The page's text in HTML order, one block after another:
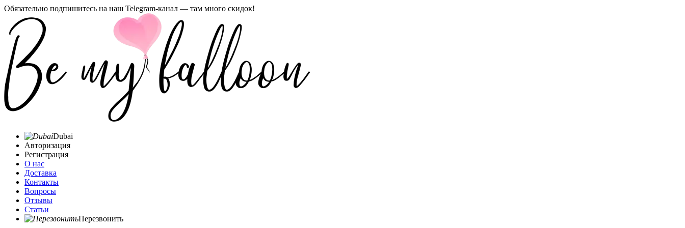
Обязательно подпишитесь на наш Telegram-канал — там много скидок!
Dubai
Авторизация
Регистрация
О нас
Доставка
Контакты
Вопросы
Отзывы
Статьи
Перезвонить